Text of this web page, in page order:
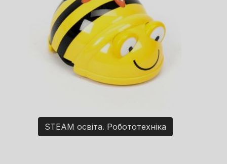
STEAM освіта. Робототехніка